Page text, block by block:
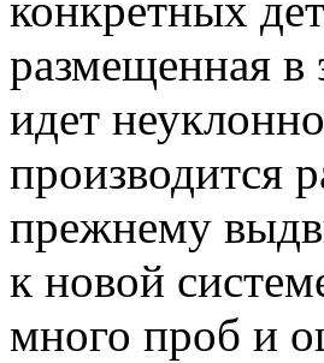
конкретных
размещенная в
идет
производится
прежнему
к новой
много проб и